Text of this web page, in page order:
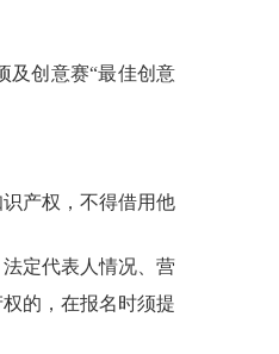
及创意赛“最佳创意
产权，不得借用他
定代表人情况、营
的，在报名时须提